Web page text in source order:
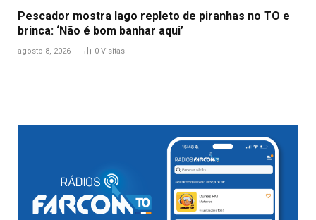
Pescador mostra lago repleto de piranhas no TO e
brinca: ‘Não é bom banhar aqui’
agosto 8, 2026 0 Visitas